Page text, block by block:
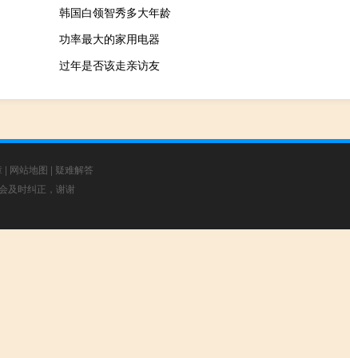
韩国白领智秀多大年龄
功率最大的家用电器
过年是否该走亲访友
| 网站地图 | 疑难解答
及时纠正，谢谢